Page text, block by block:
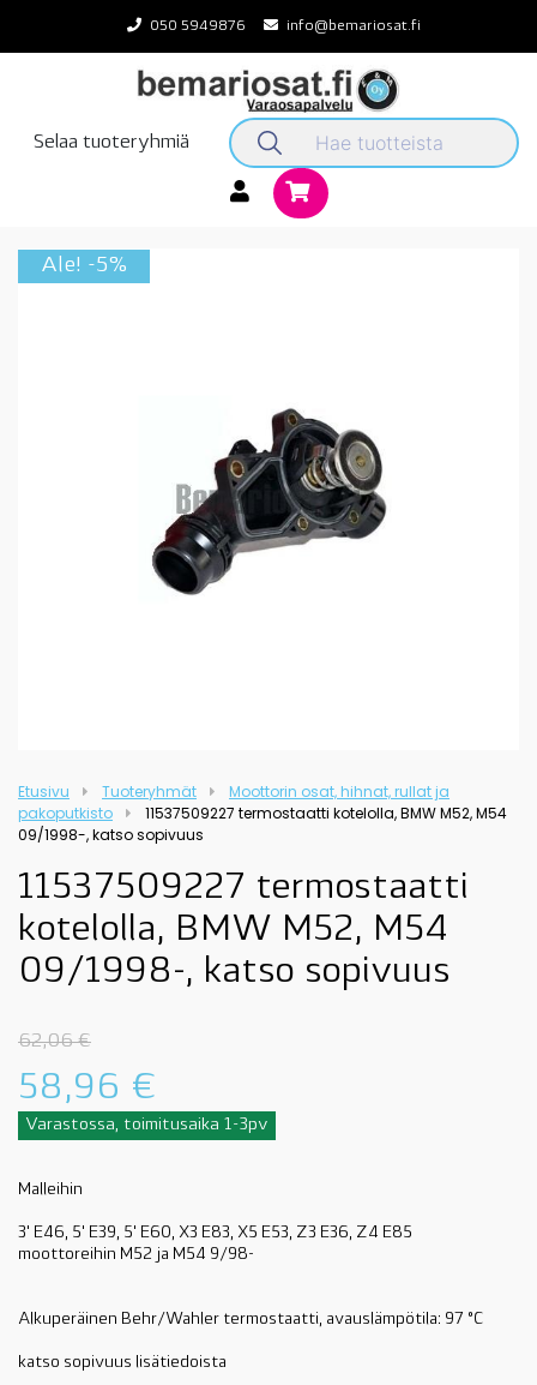
content
050 5949876 info@bemariosat.fi
Selaa tuoteryhmiä
Ale! -5%
Etusivu Tuoteryhmät
Moottorin osat, hihnat, rullat ja
pakoputkisto
11537509227 termostaatti kotelolla, BMW M52, M54
09/1998-, katso sopivuus
11537509227 termostaatti
kotelolla, BMW M52, M54
09/1998-, katso sopivuus
62,06€
58,96 €
Varastossa, toimitusaika 1-3pv
Malleihin
3' E46, 5' E39, 5' E60, X3 E83, X5 E53, Z3 E36, Z4 E85
moottoreihin M52 ja M54 9/98-
Alkuperäinen Behr/Wahler termostaatti, avauslämpötila: 97 °C
katso sopivuus lisätiedoista